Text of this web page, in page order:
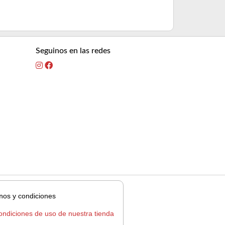
Seguinos en las redes
y condiciones
de uso de nuestra tienda